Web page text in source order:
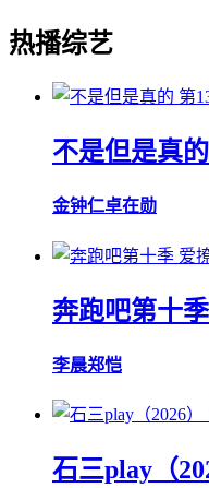
热播综艺
第
不是但是真的
金钟仁卓在勋
爱
奔跑吧第十季
李晨郑恺
石三play（